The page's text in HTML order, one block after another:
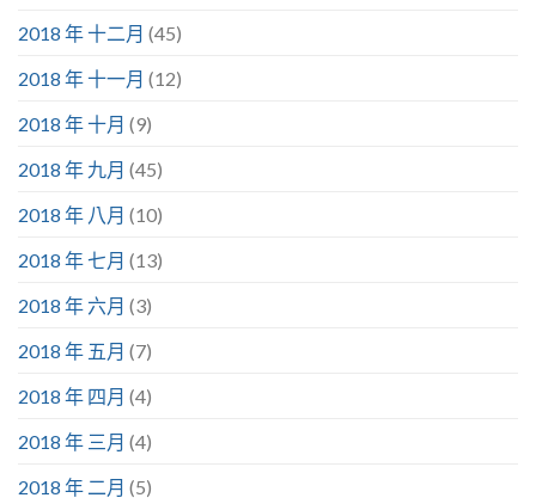
2018 年 十二月 (45)
2018 年 十一月 (12)
2018 年 十月 (9)
2018 年 九月 (45)
2018 年 八月 (10)
2018 年 七月 (13)
2018 年 六月 (3)
2018 年 五月 (7)
2018 年 四月 (4)
2018 年 三月 (4)
2018 年 二月 (5)